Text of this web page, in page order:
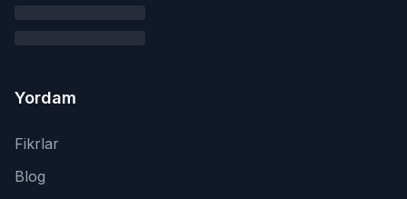
Yordam
Fikrlar
Blog